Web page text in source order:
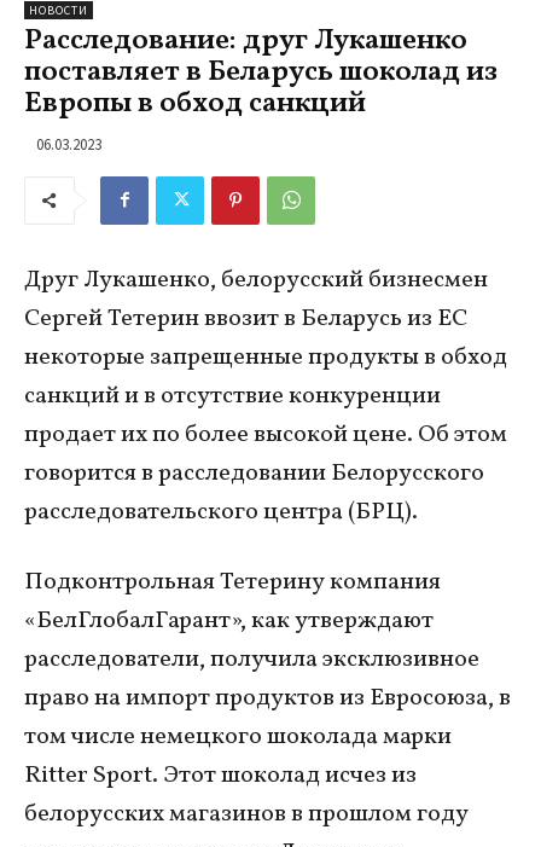
НОВОСТИ
Расследование: друг Лукашенко
поставляет в Беларусь шоколад из
Европы в обход санкций
06.03.2023
Друг Лукашенко, белорусский бизнесмен
Сергей Тетерин ввозит в Беларусь из ЕС
некоторые запрещенные продукты в обход
санкций и в отсутствие конкуренции
продает их по более высокой цене. Об этом
говорится в расследовании Белорусского
расследовательского центра (БРЦ).
Подконтрольная Тетерину компания
«БелГлобалГарант», как утверждают
расследователи, получила эксклюзивное
право на импорт продуктов из Евросоюза, в
том числе немецкого шоколада марки
Ritter Sport. Этот шоколад исчез из
белорусских магазинов в прошлом году